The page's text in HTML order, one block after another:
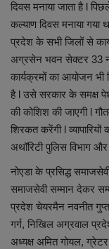
टेक वर्ल्ड
लाइफस्टाइल
Our Team
Contact us :
Advertise with us
E-Paper
दिवस मनाया जाता है l
कल्याण दिवस मनाया गया
प्रदेश के सभी जिलों से
अग्रसेन भवन सेक्टर 33
कार्यक्रमों का आयोजन भी
है l उसे सरकार के समक्ष
की कोशिश की जाएगी l
शिरकत करेंगी l
अथॉरिटी पुलिस विभाग
नोएडा के प्रसिद्ध
समाजसेवी सम्मान देकर
प्रदेश चेयरमैन नवनीत
गर्ग, निखिल अग्रवाल
अध्यक्ष अमित गोयल,